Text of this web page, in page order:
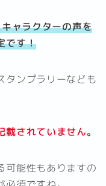
ャラクターの声を
です！
タンプラリーなども
されていません。
可能性もありますの